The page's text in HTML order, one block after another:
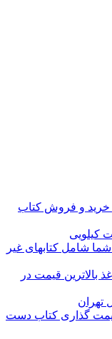
خرید و فروش کتاب
کیلویی
شامل کتابهای غیر
بالاترین قیمت در
تهران
گذاری کتاب دست